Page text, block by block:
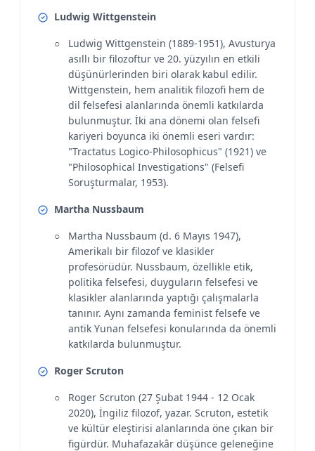
Ludwig Wittgenstein
Ludwig Wittgenstein (1889-1951), Avusturya
asıllı bir filozoftur ve 20. yüzyılın en etkili
düşünürlerinden biri olarak kabul edilir.
Wittgenstein, hem analitik filozofi hem de
dil felsefesi alanlarında önemli katkılarda
bulunmuştur. İki ana dönemi olan felsefi
kariyeri boyunca iki önemli eseri vardır:
"Tractatus Logico-Philosophicus" (1921) ve
"Philosophical Investigations" (Felsefi
Soruşturmalar, 1953).
Martha Nussbaum
Martha Nussbaum (d. 6 Mayıs 1947),
Amerikalı bir filozof ve klasikler
profesörüdür. Nussbaum, özellikle etik,
politika felsefesi, duyguların felsefesi ve
klasikler alanlarında yaptığı çalışmalarla
tanınır. Aynı zamanda feminist felsefe ve
antik Yunan felsefesi konularında da önemli
katkılarda bulunmuştur.
Roger Scruton
Roger Scruton (27 Şubat 1944 - 12 Ocak
2020), İngiliz filozof, yazar. Scruton, estetik
ve kültür eleştirisi alanlarında öne çıkan bir
figürdür. Muhafazakâr düşünce geleneğine